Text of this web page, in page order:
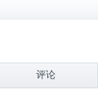
评论